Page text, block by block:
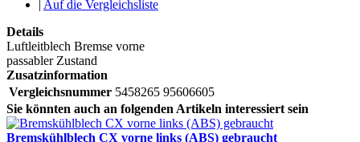
| Auf die Vergleichsliste
Details
Luftleitblech Bremse vorne
passabler Zustand
Zusatzinformation
Vergleichsnummer 5458265 95606605
Sie könnten auch an folgenden Artikeln interessiert sein
Bremskühlblech CX vorne links (ABS) gebraucht